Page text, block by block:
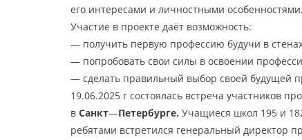
его интересами и личностными особенностями.
Участие в проекте даёт возможность:
— получить первую профессию будучи в
— попробовать свои силы в освоении
— сделать правильный выбор своей будущей
19.06.2025 г состоялась встреча участников
в Санкт—Петербурге. Учащиеся школ 195 и
ребятами встретился генеральный директор